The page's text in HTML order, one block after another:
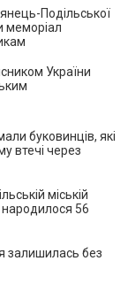
Подільської
меморіал
України
буковинців, які
втечі через
міській
народилося 56
залишилась без